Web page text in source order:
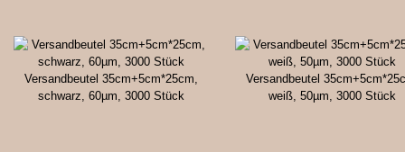
Versandbeutel 35cm+5cm*25cm,
schwarz, 60µm, 3000 Stück
Versandbeutel
weiß, 50µm, 3000 Stück